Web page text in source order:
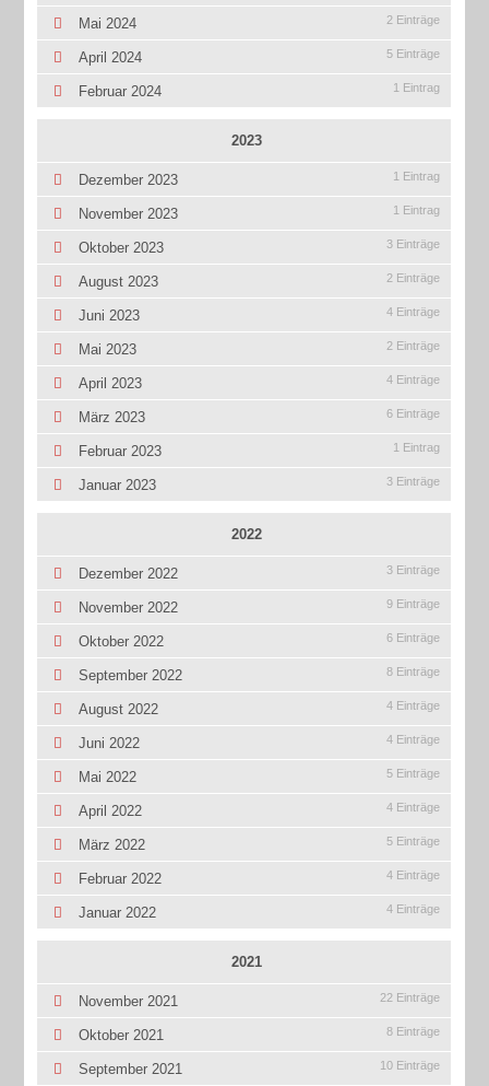
Mai 2024 2 Einträge
April 2024 5 Einträge
Februar 2024 1 Eintrag
2023
Dezember 2023 1 Eintrag
November 2023 1 Eintrag
Oktober 2023 3 Einträge
August 2023 2 Einträge
Juni 2023 4 Einträge
Mai 2023 2 Einträge
April 2023 4 Einträge
März 2023 6 Einträge
Februar 2023 1 Eintrag
Januar 2023 3 Einträge
2022
Dezember 2022 3 Einträge
November 2022 9 Einträge
Oktober 2022 6 Einträge
September 2022 8 Einträge
August 2022 4 Einträge
Juni 2022 4 Einträge
Mai 2022 5 Einträge
April 2022 4 Einträge
März 2022 5 Einträge
Februar 2022 4 Einträge
Januar 2022 4 Einträge
2021
November 2021 22 Einträge
Oktober 2021 8 Einträge
September 2021 10 Einträge